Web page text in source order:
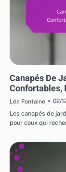
Canapés De
Confortables,
Léa Fontaine
02/
Les canapés de
pour ceux qui